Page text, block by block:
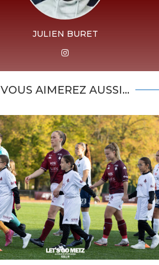
JULIEN BURET
VOUS AIMEREZ AUSSI...